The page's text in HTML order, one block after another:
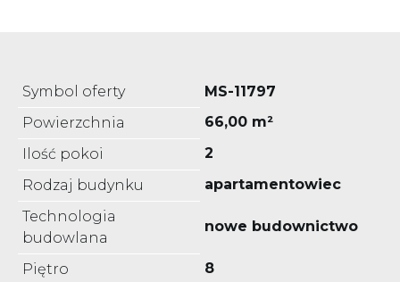
Symbol oferty
MS-11797
Powierzchnia
66,00 m²
Ilość pokoi
2
Rodzaj budynku
apartamentowiec
Technologia
budowlana
nowe budownictwo
Piętro
8